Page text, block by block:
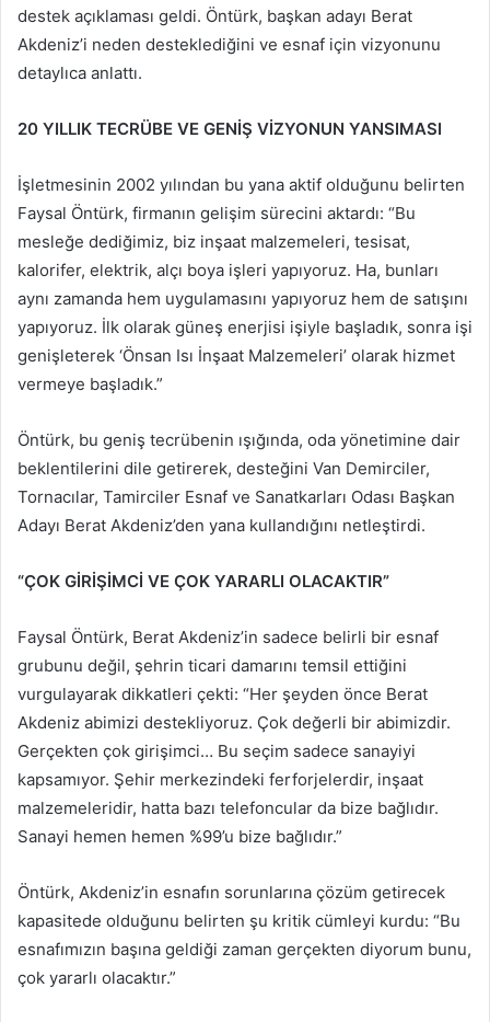
destek açıklaması geldi. Öntürk, başkan adayı Berat
Akdeniz’i neden desteklediğini ve esnaf için vizyonunu
detaylıca anlattı.
20 YILLIK TECRÜBE VE GENİŞ VİZYONUN YANSIMASI
İşletmesinin 2002 yılından bu yana aktif olduğunu belirten
Faysal Öntürk, firmanın gelişim sürecini aktardı: “Bu
mesleğe dediğimiz, biz inşaat malzemeleri, tesisat,
kalorifer, elektrik, alçı boya işleri yapıyoruz. Ha, bunları
aynı zamanda hem uygulamasını yapıyoruz hem de satışını
yapıyoruz. İlk olarak güneş enerjisi işiyle başladık, sonra işi
genişleterek ‘Önsan Isı İnşaat Malzemeleri’ olarak hizmet
vermeye başladık.”
Öntürk, bu geniş tecrübenin ışığında, oda yönetimine dair
beklentilerini dile getirerek, desteğini Van Demirciler,
Tornacılar, Tamirciler Esnaf ve Sanatkarları Odası Başkan
Adayı Berat Akdeniz’den yana kullandığını netleştirdi.
“ÇOK GİRİŞİMCİ VE ÇOK YARARLI OLACAKTIR”
Faysal Öntürk, Berat Akdeniz’in sadece belirli bir esnaf
grubunu değil, şehrin ticari damarını temsil ettiğini
vurgulayarak dikkatleri çekti: “Her şeyden önce Berat
Akdeniz abimizi destekliyoruz. Çok değerli bir abimizdir.
Gerçekten çok girişimci… Bu seçim sadece sanayiyi
kapsamıyor. Şehir merkezindeki ferforjelerdir, inşaat
malzemeleridir, hatta bazı telefoncular da bize bağlıdır.
Sanayi hemen hemen %99’u bize bağlıdır.”
Öntürk, Akdeniz’in esnafın sorunlarına çözüm getirecek
kapasitede olduğunu belirten şu kritik cümleyi kurdu: “Bu
esnafımızın başına geldiği zaman gerçekten diyorum bunu,
çok yararlı olacaktır.”